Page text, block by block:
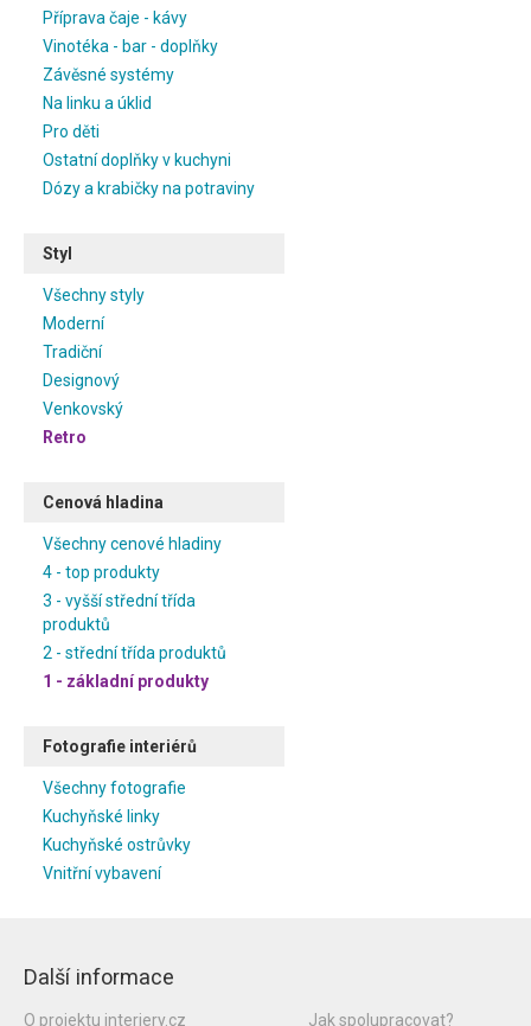
Příprava čaje - kávy
Vinotéka - bar - doplňky
Závěsné systémy
Na linku a úklid
Pro děti
Ostatní doplňky v kuchyni
Dózy a krabičky na potraviny
Styl
Všechny styly
Moderní
Tradiční
Designový
Venkovský
Retro
Cenová hladina
Všechny cenové hladiny
4 - top produkty
3 - vyšší střední třída
produktů
2 - střední třída produktů
1 - základní produkty
Fotografie interiérů
Všechny fotografie
Kuchyňské linky
Kuchyňské ostrůvky
Vnitřní vybavení
Další informace
O projektu interiery.cz Jak spolupracovat?